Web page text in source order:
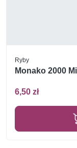
Ryby
Monako 2000
6,50 zł